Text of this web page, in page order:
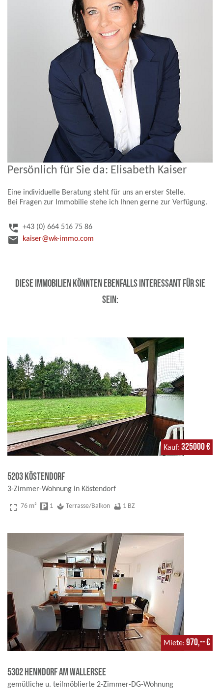
Persönlich für Sie da: Elisabeth Kaiser
Eine individuelle Beratung steht für uns an erster Stelle.
Bei Fragen zur Immobilie stehe ich Ihnen gerne zur Verfügung.
perm_phone_msg +43 (0) 664 516 75 86
email kaiser@wk-immo.com
Diese Immobilien könnten ebenfalls interessant für Sie
sein:
Kauf 325000 €
5203 Köstendorf
3-Zimmer-Wohnung in Köstendorf
fullscreen 76 m² local_parking 1 spa Terrasse/Balkon bathtub 1 BZ
Miete 970,-- €
5302 Henndorf am Wallersee
gemütliche u. teilmöblierte 2-Zimmer-DG-Wohnung